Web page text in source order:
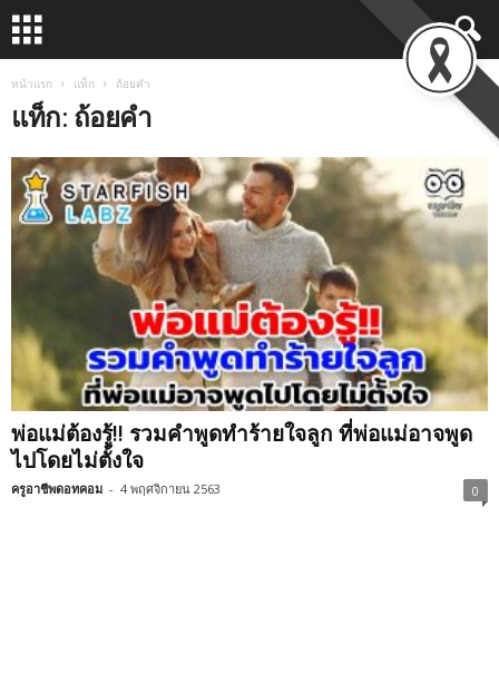
หน้าแรก แท็ก ถ้อยคำ
แท็ก: ถ้อยคำ
พ่อแม่ต้องรู้!! รวมคำพูดทำร้ายใจลูก ที่พ่อแม่อาจพูด
ไปโดยไม่ตั้งใจ
ครูอาชีพดอทคอม - 4 พฤศจิกายน 2563 0